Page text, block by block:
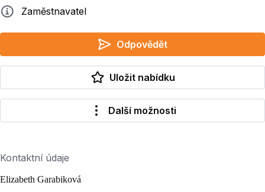
ZadavatelZaměstnavatel
Odpovědět
Uložit nabídku
Další možnosti
Kontaktní údaje
Elizabeth Garabiková